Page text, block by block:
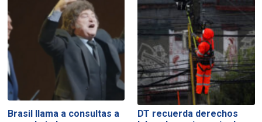
Brasil llama a consultas a
DT recuerda derechos